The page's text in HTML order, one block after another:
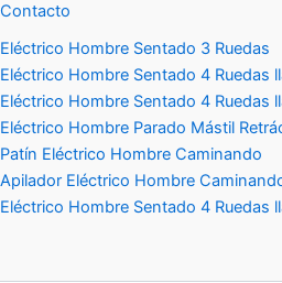
Contacto
Eléctrico Hombre Sentado 3 Ruedas
Eléctrico Hombre Sentado 4 Ruedas
Eléctrico Hombre Sentado 4 Ruedas
Eléctrico Hombre Parado Mástil
Patín Eléctrico Hombre Caminando
Apilador Eléctrico Hombre
Eléctrico Hombre Sentado 4 Ruedas